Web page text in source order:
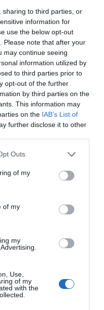
sharing to third parties, or
information for
use the below opt-out
Please note that after your
may continue seeing
information utilized by
to third parties prior to
opt-out of the further
by third parties on the
This information may
on the IAB’s List of
further disclose it to other
uses one or more Google
You may click to
its third-party tags to
purposes in below Google
Outs
of my
of my
my
Use,
of my
with the
μας
εμφάνιση άνοιας
σπίτι ο Θύμιος
και τις
στο